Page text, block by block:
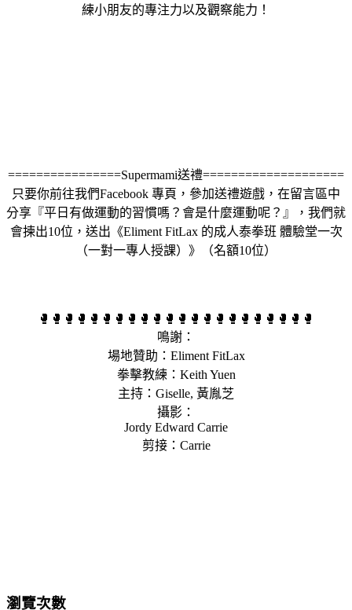
練小朋友的專注力以及觀察能力！
================Supermami送禮====================
只要你前往我們Facebook 專頁，參加送禮遊戲，在留言區中
分享『平日有做運動的習慣嗎？會是什麼運動呢？』，我們就
會揀出10位，送出《Eliment FitLax 的成人泰拳班 體驗堂一次
（一對一專人授課）》（名額10位）
🥊🥊🥊🥊🥊🥊🥊🥊🥊🥊🥊🥊🥊🥊🥊🥊🥊🥊🥊🥊🥊🥊
鳴謝：
場地贊助：Eliment FitLax
拳擊教練：Keith Yuen
主持：Giselle, 黃胤芝
攝影：
Jordy Edward Carrie
剪接：Carrie
瀏覽次數